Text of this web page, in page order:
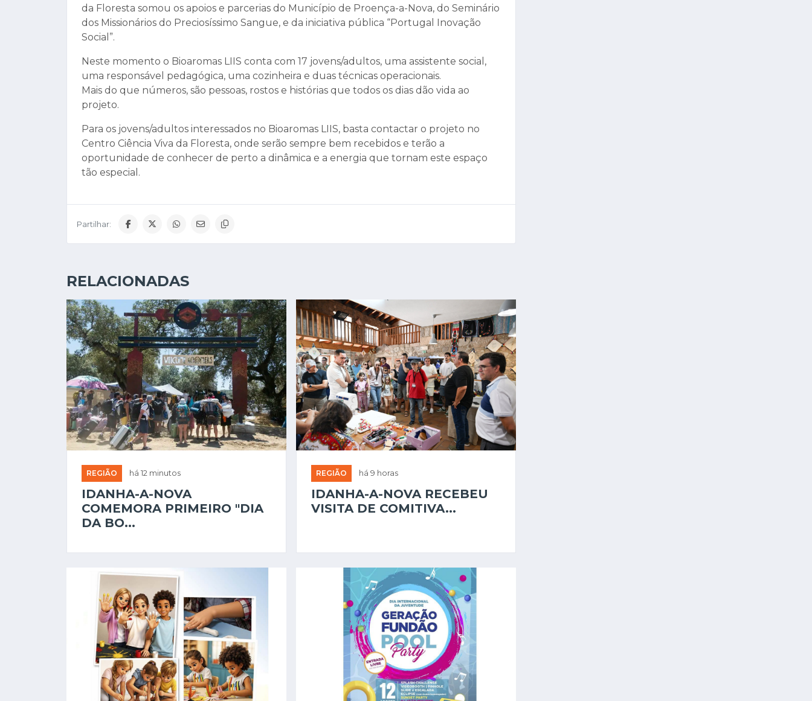
da Floresta somou os apoios e parcerias do Município de Proença-a-Nova, do Seminário
dos Missionários do Preciosíssimo Sangue, e da iniciativa pública “Portugal Inovação
Social”.
Neste momento o Bioaromas LIIS conta com 17 jovens/adultos, uma assistente social,
uma responsável pedagógica, uma cozinheira e duas técnicas operacionais.
Mais do que números, são pessoas, rostos e histórias que todos os dias dão vida ao
projeto.
Para os jovens/adultos interessados no Bioaromas LIIS, basta contactar o projeto no
Centro Ciência Viva da Floresta, onde serão sempre bem recebidos e terão a
oportunidade de conhecer de perto a dinâmica e a energia que tornam este espaço
tão especial.
Partilhar:
RELACIONADAS
REGIÃO há 12 minutos
IDANHA-A-NOVA
COMEMORA PRIMEIRO "DIA
DA BO...
REGIÃO há 9 horas
IDANHA-A-NOVA RECEBEU
VISITA DE COMITIVA...